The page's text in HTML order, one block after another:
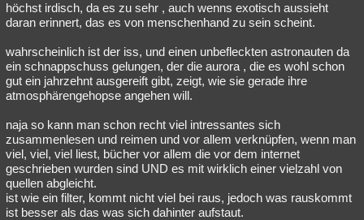
höchst irdisch, da es zu sehr , auch wenns exotisch aussieht
daran erinnert, das es von menschenhand zu sein scheint.
wahrscheinlich ist der iss, und einen unbefleckten astronauten da
ein schnappschuss gelungen, der die aurora , die es wohl schon
gut ein jahrzehnt ausgereift gibt, zeigt, wie sie gerade ihre
atmosphärengehopse angehen will.
naja so kann man schon recht viel intressantes sich
zusammenlesen und reimen und vor allem verknüpfen, wenn man
viel, viel, viel liest, bücher vor allem die vor dem internet
geschrieben wurden sind UND es mit wirklich einer vielzahl von
quellen abgleicht.
ist wie ein filter, kommt nicht viel bei raus, jedoch was rauskommt
ist besser als das was sich dahinter aufstaut.